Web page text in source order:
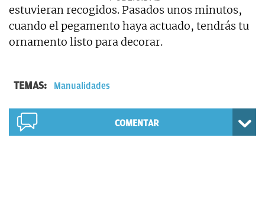
estuvieran recogidos. Pasados unos minutos,
cuando el pegamento haya actuado, tendrás tu
ornamento listo para decorar.
TEMAS: Manualidades
COMENTAR